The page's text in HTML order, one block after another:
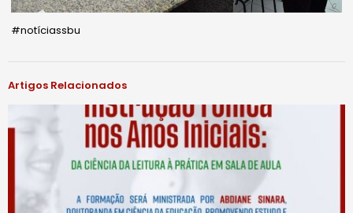
#notíciassbu
Artigos Relacionados